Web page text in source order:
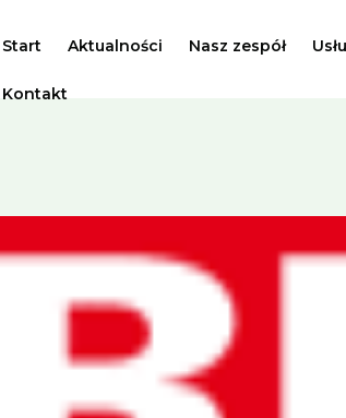
Start Aktualności Nasz zespół
Kontakt